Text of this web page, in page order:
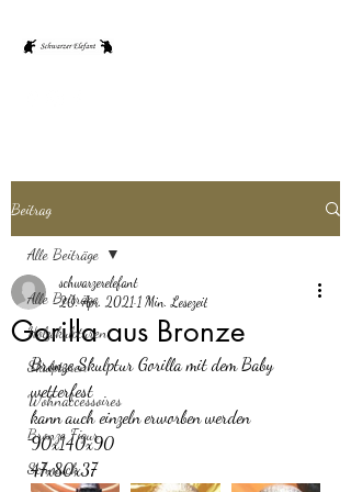
Beitrag
Alle Beiträge
Holzskulpturen
Skulpturen
Wohnaccessoires
Bronze Figur
Schmuck
Alle Beiträge
Gorilla aus Bronze
schwarzerelefant
20. Apr. 2021 1 Min. Lesezeit
Bronze Skulptur Gorilla mit dem Baby
wetterfest
kann auch einzeln erworben werden
90x140x90
47x80x37